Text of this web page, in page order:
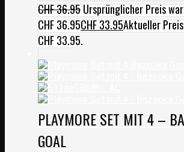
CHF36.95Ursprünglicher Preis
CHF 36.95CHF33.95Aktueller
CHF 33.95.
PLAYMORE SET MIT 4 –
GOAL